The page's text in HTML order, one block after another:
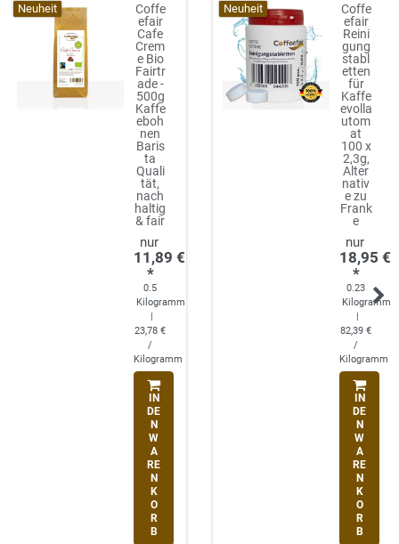
Neuheit
Coffe
efair
Cafe
Crem
e Bio
Fairtr
ade -
500g
Kaffe
eboh
nen
Baris
ta
Quali
tät,
nach
haltig
& fair
11,89 €
*
0.5
Kilogramm
|
23,78 €
/
Kilogramm
IN
DE
N
W
A
RE
N
K
O
R
B
Neuheit
Coffe
efair
Reini
gung
stabl
etten
für
Kaffe
evolla
utom
at
100 x
2,3g,
Alter
nativ
e zu
Frank
e
18,95 €
*
0.23
Kilogramm
|
82,39 €
/
Kilogramm
IN
DE
N
W
A
RE
N
K
O
R
B